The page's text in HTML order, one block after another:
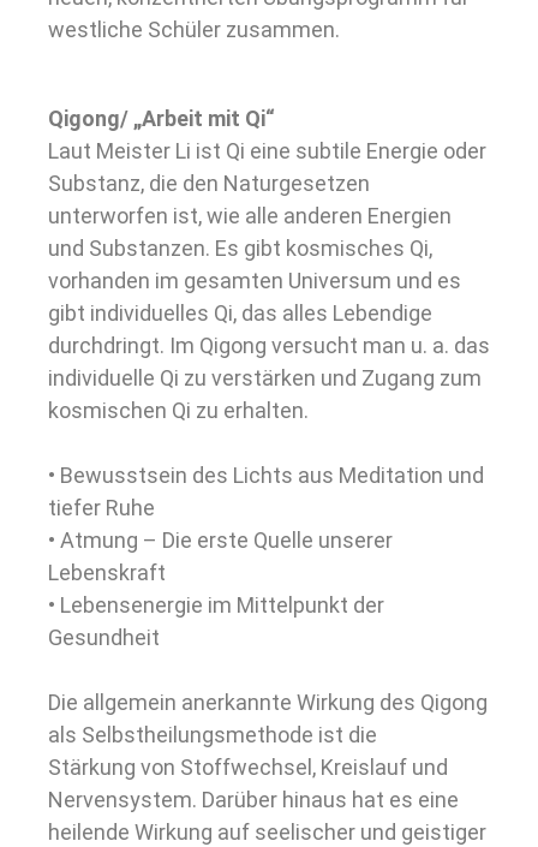
westliche Schüler zusammen.
Qigong/ „Arbeit mit Qi“
Laut Meister Li ist Qi eine subtile Energie oder
Substanz, die den Naturgesetzen
unterworfen ist, wie alle anderen Energien
und Substanzen. Es gibt kosmisches Qi,
vorhanden im gesamten Universum und es
gibt individuelles Qi, das alles Lebendige
durchdringt. Im Qigong versucht man u. a. das
individuelle Qi zu verstärken und Zugang zum
kosmischen Qi zu erhalten.
• Bewusstsein des Lichts aus Meditation und
tiefer Ruhe
• Atmung – Die erste Quelle unserer
Lebenskraft
• Lebensenergie im Mittelpunkt der
Gesundheit
Die allgemein anerkannte Wirkung des Qigong
als Selbstheilungsmethode ist die
Stärkung von Stoffwechsel, Kreislauf und
Nervensystem. Darüber hinaus hat es eine
heilende Wirkung auf seelischer und geistiger